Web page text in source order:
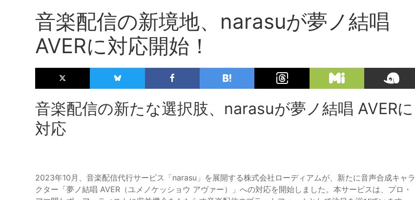
音楽配信の新境地、narasuが夢ノ結唱
AVERに対応開始！
音楽配信の新たな選択肢、narasuが夢ノ結唱 AVERに
対応
2023年10月、音楽配信代行サービス「narasu」を展開する株式会社ローディアムが、新たに音声合成キャラ
クター「夢ノ結唱 AVER（ユメノケッショウ アヴァー）」への対応を開始しました。本サービスは、プロ・